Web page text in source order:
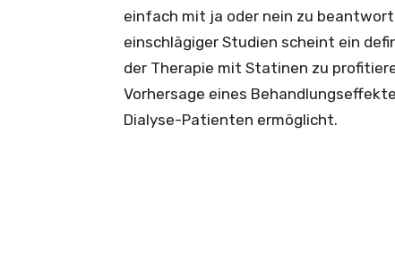
einfach mit ja oder nein zu
einschlägiger Studien scheint ein
der Therapie mit Statinen zu
Vorhersage eines
Dialyse-Patienten ermöglicht.